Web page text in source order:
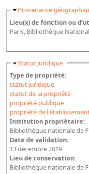
Masquer
Provenance
Lieu(x) de fonction ou
Paris, Bibliothèque
Masquer
Statut juridique
Type de propriété:
statut juridique
statut de la propriété
propriété publique
propriété de
Institution propriétaire:
Bibliothèque nationale de
Date de validation:
13 décembre 2019
Lieu de conservation:
Bibliothèque nationale de